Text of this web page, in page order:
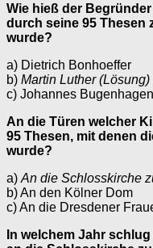
Wie hieß der
durch seine 95 Thesen
wurde?
a) Dietrich Bonhoeffer
b) Martin Luther (Lösung)
c) Johannes Bugenhagen
An die Türen welcher
95 Thesen, mit denen
wurde?
a) An die Schlosskirche
b) An den Kölner Dom
c) An die Dresdener
In welchem Jahr